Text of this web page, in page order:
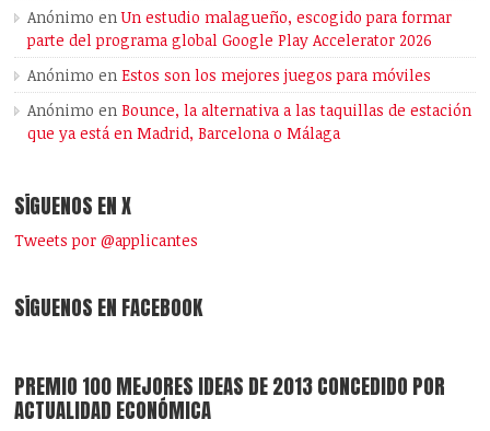
Anónimo enUn estudio malagueño, escogido para formar
parte del programa global Google Play Accelerator 2026
Anónimo enEstos son los mejores juegos para móviles
Anónimo enBounce, la alternativa a las taquillas de estación
que ya está en Madrid, Barcelona o Málaga
SÍGUENOS EN X
Tweets por @applicantes
SÍGUENOS EN FACEBOOK
PREMIO 100 MEJORES IDEAS DE 2013 CONCEDIDO POR
ACTUALIDAD ECONÓMICA